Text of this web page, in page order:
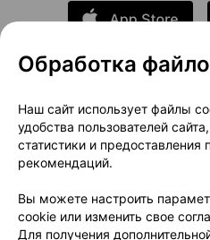
О проекте
Размещение рекламы
Публичный
Способы оплаты
Написать
Обработка
Наш сайт использует файлы
удобства пользователей
статистики и предоставления
рекомендаций.
Вы можете настроить
cookie или изменить свое
Для получения